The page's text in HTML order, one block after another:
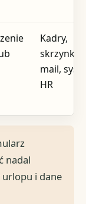
Kadry,
skrzynka
mail,
HR
nadal
i dane